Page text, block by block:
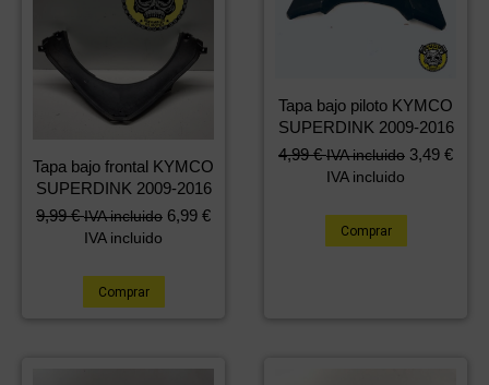
Tapa bajo frontal KYMCO
SUPERDINK 2009-2016
9,99€ IVA incluido 6,99 €
IVA incluido
Comprar
Tapa bajo piloto KYMCO
SUPERDINK 2009-2016
4,99€ IVA incluido 3,49 €
IVA incluido
Comprar